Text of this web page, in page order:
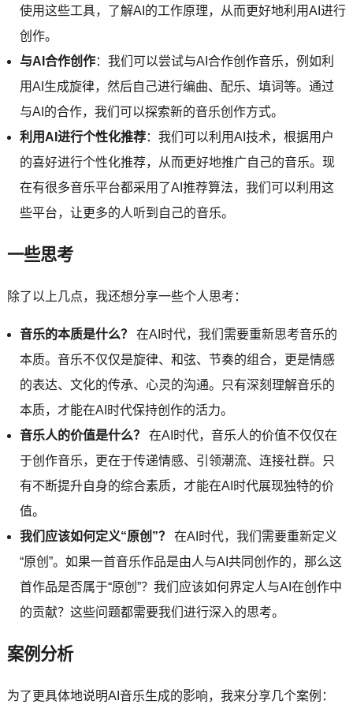
使用这些工具，了解AI的工作原理，从而更好地利用AI进行
创作。
与AI合作创作：我们可以尝试与AI合作创作音乐，例如利
用AI生成旋律，然后自己进行编曲、配乐、填词等。通过
与AI的合作，我们可以探索新的音乐创作方式。
利用AI进行个性化推荐：我们可以利用AI技术，根据用户
的喜好进行个性化推荐，从而更好地推广自己的音乐。现
在有很多音乐平台都采用了AI推荐算法，我们可以利用这
些平台，让更多的人听到自己的音乐。
一些思考
除了以上几点，我还想分享一些个人思考：
音乐的本质是什么？
在AI时代，我们需要重新思考音乐的
本质。音乐不仅仅是旋律、和弦、节奏的组合，更是情感
的表达、文化的传承、心灵的沟通。只有深刻理解音乐的
本质，才能在AI时代保持创作的活力。
音乐人的价值是什么？
在AI时代，音乐人的价值不仅仅在
于创作音乐，更在于传递情感、引领潮流、连接社群。只
有不断提升自身的综合素质，才能在AI时代展现独特的价
值。
我们应该如何定义“原创”？
在AI时代，我们需要重新定义
“原创”。如果一首音乐作品是由人与AI共同创作的，那么这
首作品是否属于“原创”？我们应该如何界定人与AI在创作中
的贡献？这些问题都需要我们进行深入的思考。
案例分析
为了更具体地说明AI音乐生成的影响，我来分享几个案例：